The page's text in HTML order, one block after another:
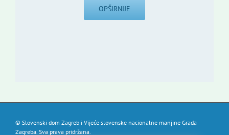
OPŠIRNIJE
© Slovenski dom Zagreb i Vijeće slovenske nacionalne manjine Grada
Zagreba. Sva prava pridržana.